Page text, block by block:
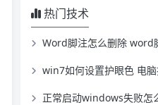
热门技术
Word脚注怎么删除 word
win7如何设置护眼色 电
正常启动windows失败怎么办